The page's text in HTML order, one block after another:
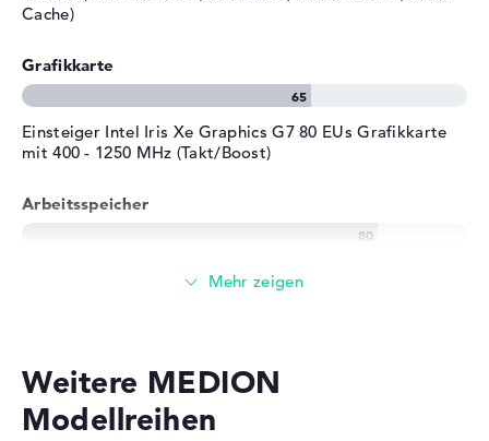
Service & Support
Cache)
Grafikkarte
Einsteiger Intel Iris Xe Graphics G7 80 EUs Grafikkarte
mit 400 - 1250 MHz (Takt/Boost)
Arbeitsspeicher
Solide 8 GB (2 x 4 GB) Arbeitspeicher - DDR4 SDRAM -
PC4-25600 - 3200 MHz
Mittelgroßer 1,5 TB Speicher (512 GB SSD + 1 TB)
Weitere MEDION
Modellreihen